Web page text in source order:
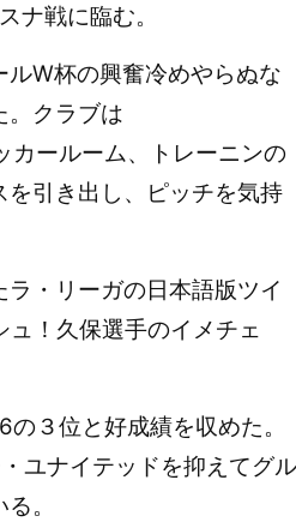
ナ戦に臨む。
W杯の興奮冷めやらぬな
。クラブは
カールーム、トレーニンの
引き出し、ピッチを気持
・リーガの日本語版ツイ
！久保選手のイメチェ
３位と好成績を収めた。
ユナイテッドを抑えてグル
。